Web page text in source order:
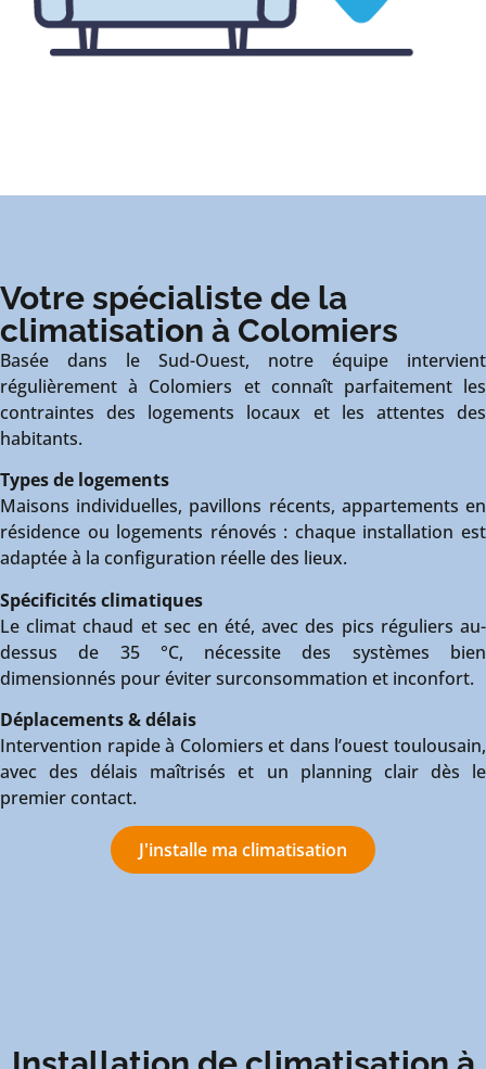
Votre spécialiste de la
climatisation à Colomiers
Basée dans le Sud-Ouest, notre équipe intervient
régulièrement à Colomiers et connaît parfaitement les
contraintes des logements locaux et les attentes des
habitants.
Types de logements
Maisons individuelles, pavillons récents, appartements en
résidence ou logements rénovés : chaque installation est
adaptée à la configuration réelle des lieux.
Spécificités climatiques
Le climat chaud et sec en été, avec des pics réguliers au-
dessus de 35 °C, nécessite des systèmes bien
dimensionnés pour éviter surconsommation et inconfort.
Déplacements & délais
Intervention rapide à Colomiers et dans l’ouest toulousain,
avec des délais maîtrisés et un planning clair dès le
premier contact.
J'installe ma climatisation